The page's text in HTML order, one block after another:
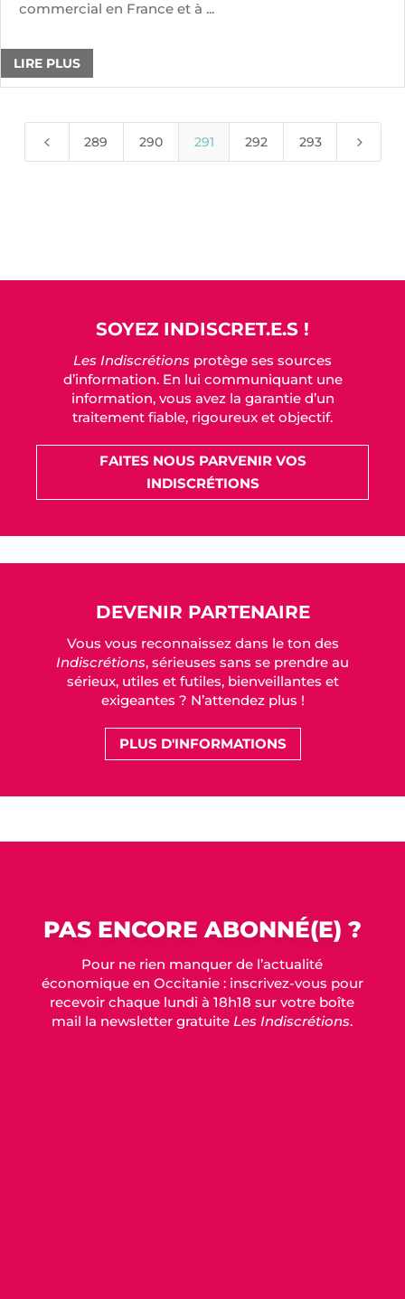
commercial en France et à ...
LIRE PLUS
4 289 290 291 292 293 5
SOYEZ INDISCRET.E.S !
Les Indiscrétions protège ses sources
d’information. En lui communiquant une
information, vous avez la garantie d’un
traitement fiable, rigoureux et objectif.
FAITES NOUS PARVENIR VOS
INDISCRÉTIONS
DEVENIR PARTENAIRE
Vous vous reconnaissez dans le ton des
Indiscrétions, sérieuses sans se prendre au
sérieux, utiles et futiles, bienveillantes et
exigeantes ? N’attendez plus !
PLUS D'INFORMATIONS
PAS ENCORE ABONNÉ(E) ?
Pour ne rien manquer de l’actualité
économique en Occitanie : inscrivez-vous pour
recevoir chaque lundi à 18h18 sur votre boîte
mail la newsletter gratuiteLes Indiscrétions.